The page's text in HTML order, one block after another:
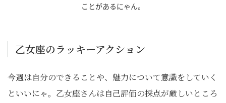
ことがあるにゃん。
乙女座のラッキーアクション
今週は自分のできることや、魅力について意識をしていく
といいにゃ。乙女座さんは自己評価の採点が厳しいところ